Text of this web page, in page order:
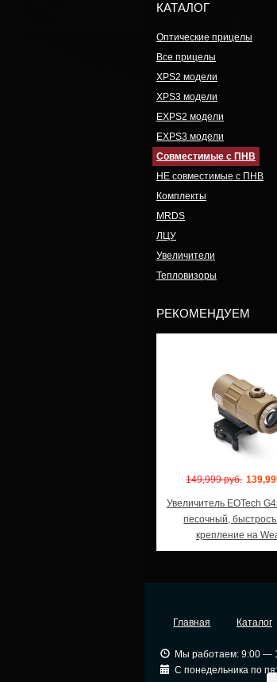
КАТАЛОГ
Оптические прицелы
Все прицелы
XPS2 модели
XPS3 модели
EXPS2 модели
EXPS3 модели
Совместимые с ПНВ
НЕ совместимые с ПНВ
Комплекты
MRDS
ЛЦУ
Увеличители
Тепловизоры
РЕКОМЕНДУЕМ
149,999 руб.
Увеличитель EOTech
песочный,
крепление на
Главная Каталог
Мы работаем: 9:00 —
С понедельника по